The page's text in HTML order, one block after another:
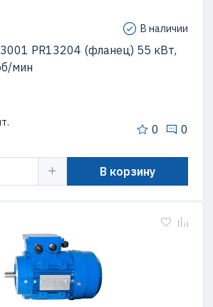
В наличии
PR13204 (фланец) 55 кВт,
мин
0 0
В корзину